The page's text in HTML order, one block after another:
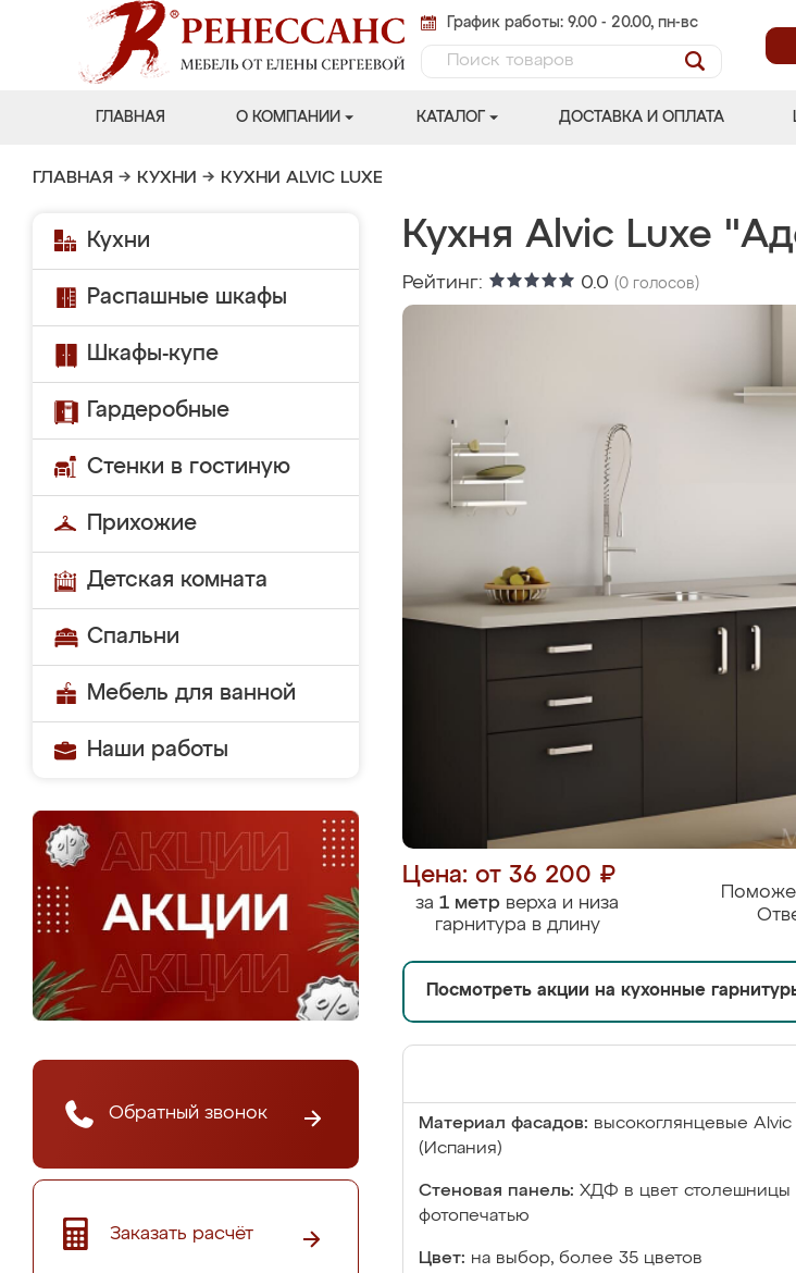
График работы: 9.00 - 20.00, пн-вс
ГЛАВНАЯ О КОМПАНИИ КАТАЛОГ ДОСТАВКА И ОПЛАТА
ГЛАВНАЯ → КУХНИ → КУХНИ ALVIC LUXE
Кухни
Распашные шкафы
Шкафы-купе
Гардеробные
Стенки в гостиную
Прихожие
Детская комната
Спальни
Мебель для ванной
Наши работы
Обратный звонок
Заказать расчёт
Кухня Alvic Luxe
Рейтинг: 0.0 (0 голосов)
Цена: от 36 200 ₽
за 1 метр верха и низа
гарнитура в длину
Посмотреть акции на кухонные
Материал фасадов: высокоглянцевые Аlvic
(Испания)
Стеновая панель: ХДФ в цвет столешницы
фотопечатью
Цвет: на выбор, более 35 цветов